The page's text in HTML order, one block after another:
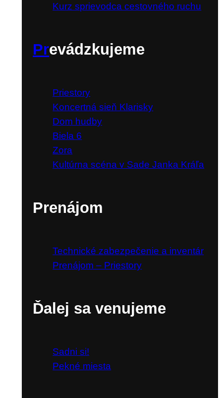
Kurz sprievodca cestovného ruchu
Prevádzkujeme
Priestory
Koncertná sieň Klarisky
Dom hudby
Biela 6
Zora
Kultúrna scéna v Sade Janka Kráľa
Prenájom
Technické zabezpečenie a inventár
Prenájom – Priestory
Ďalej sa venujeme
Sadni si!
Pekné miesta